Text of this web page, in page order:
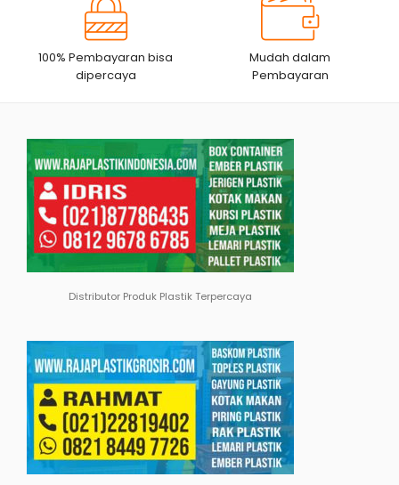
100% Pembayaran bisa
dipercaya
Mudah dalam
Pembayaran
Distributor Produk Plastik Terpercaya